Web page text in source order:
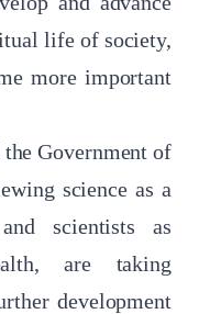
life of society,
more important
the Government of
science as a
scientists as
are taking
development